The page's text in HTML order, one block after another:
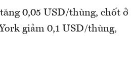
0,05 USD/thùng, chốt ở
giảm 0,1 USD/thùng,